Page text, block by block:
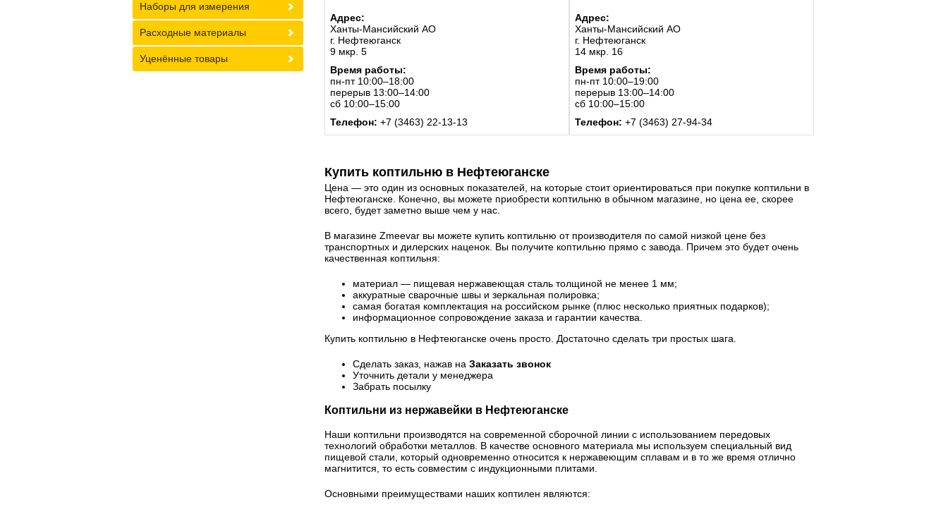
Адрес:
Ханты-Мансийский АО
г. Нефтеюганск
9 мкр. 5
Время работы:
пн-пт 10:00–18:00
перерыв 13:00–14:00
сб 10:00–15:00
Телефон: +7 (3463) 22-13-13
Адрес:
Ханты-Мансийский АО
г. Нефтеюганск
14 мкр. 16
Время работы:
пн-пт 10:00–19:00
перерыв 13:00–14:00
сб 10:00–15:00
Телефон: +7 (3463) 27-94-34
Купить коптильню в Нефтеюганске
Цена — это один из основных показателей, на которые стоит ориентироваться при покупке коптильни в
Нефтеюганске. Конечно, вы можете приобрести коптильню в обычном магазине, но цена ее, скорее
всего, будет заметно выше чем у нас.
В магазине Zmeevar вы можете купить коптильню от производителя по самой низкой цене без
транспортных и дилерских наценок. Вы получите коптильню прямо с завода. Причем это будет очень
качественная коптильня:
материал — пищевая нержавеющая сталь толщиной не менее 1 мм;
аккуратные сварочные швы и зеркальная полировка;
самая богатая комплектация на российском рынке (плюс несколько приятных подарков);
информационное сопровождение заказа и гарантии качества.
Купить коптильню в Нефтеюганске очень просто. Достаточно сделать три простых шага.
Сделать заказ, нажав на Заказать звонок
Уточнить детали у менеджера
Забрать посылку
Коптильни из нержавейки в Нефтеюганске
Наши коптильни производятся на современной сборочной линии с использованием передовых
технологий обработки металлов. В качестве основного материала мы используем специальный вид
пищевой стали, который одновременно относится к нержавеющим сплавам и в то же время отлично
магнитится, то есть совместим с индукционными плитами.
Основными преимуществами наших коптилен являются:
Наборы для измерения
Расходные материалы
Уценённые товары